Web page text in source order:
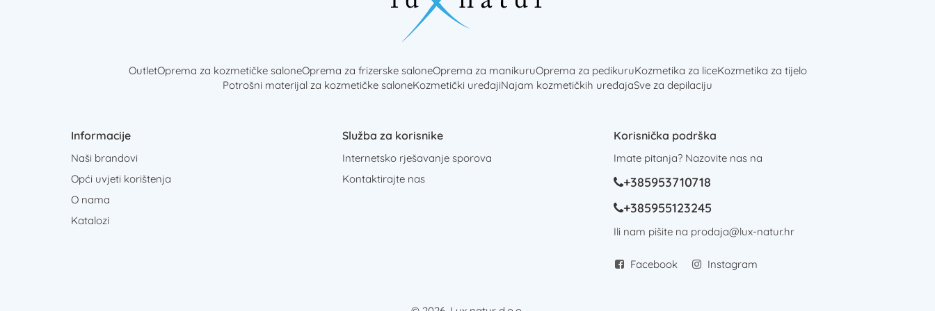
OutletOprema za kozmetičke saloneOprema za frizerske saloneOprema za manikuruOprema za pedikuruKozmetika za liceKozmetika za tijelo
Potrošni materijal za kozmetičke saloneKozmetički uređajiNajam kozmetičkih uređajaSve za depilaciju
Informacije
Naši brandovi
Opći uvjeti korištenja
O nama
Katalozi
Služba za korisnike
Internetsko rješavanje sporova
Kontaktirajte nas
Korisnička podrška
Imate pitanja? Nazovite nas na
+385953710718
+385955123245
Ili nam pišite na prodaja@lux-natur.hr
Facebook Instagram